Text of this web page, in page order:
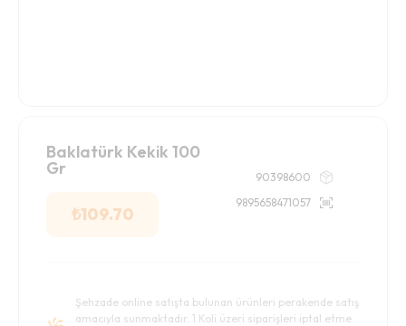
Baklatürk Kekik 100
Gr
₺109.70
90398600
9895658471057
Şehzade online satışta bulunan ürünleri perakende satış
amacıyla sunmaktadır. 1 Koli üzeri siparişleri iptal etme